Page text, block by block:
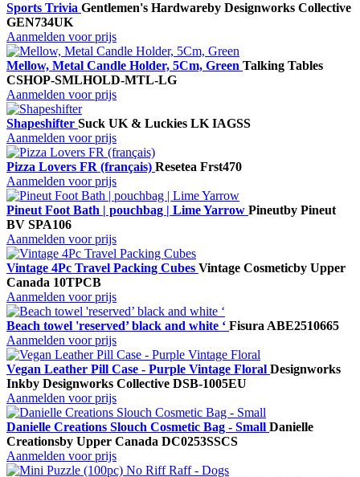
Sports Trivia Gentlemen's Hardwareby Designworks Collective
GEN734UK
Aanmelden voor prijs
Mellow, Metal Candle Holder, 5Cm, Green Talking Tables
CSHOP-SMLHOLD-MTL-LG
Aanmelden voor prijs
Shapeshifter Suck UK & Luckies LK IAGSS
Aanmelden voor prijs
Pizza Lovers FR (français) Resetea Frst470
Aanmelden voor prijs
Pineut Foot Bath | pouchbag | Lime Yarrow Pineutby Pineut
BV SPA106
Aanmelden voor prijs
Vintage 4Pc Travel Packing Cubes Vintage Cosmeticby Upper
Canada 10TPCB
Aanmelden voor prijs
Beach towel 'reserved’ black and white ‘ FisuraABE2510665
Aanmelden voor prijs
Vegan Leather Pill Case - Purple Vintage Floral Designworks
Inkby Designworks Collective DSB-1005EU
Aanmelden voor prijs
Danielle Creations Slouch Cosmetic Bag - Small Danielle
Creationsby Upper Canada DC0253SSCS
Aanmelden voor prijs